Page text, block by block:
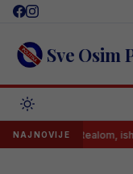
Skip
content Sve Osim
NAJNOVIJE
s Realom, ishod će